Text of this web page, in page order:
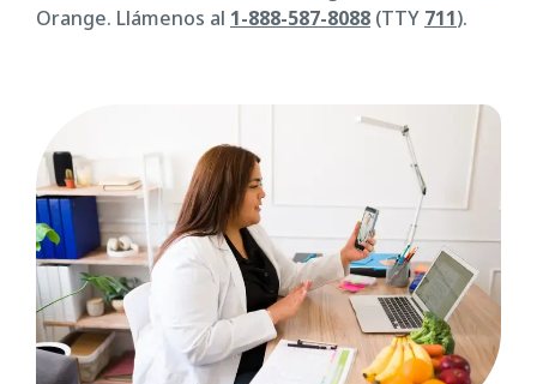
Orange. Llámenos al 1-888-587-8088 (TTY 711).